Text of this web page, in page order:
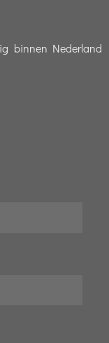
binnen Nederland